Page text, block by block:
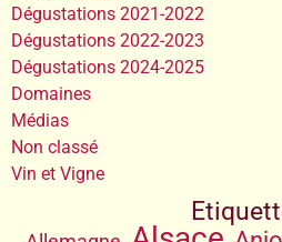
Dégustations 2021-2022
Dégustations 2022-2023
Dégustations 2024-2025
Domaines
Médias
Non classé
Vin et Vigne